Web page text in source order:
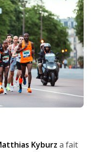
Kyburz a fait